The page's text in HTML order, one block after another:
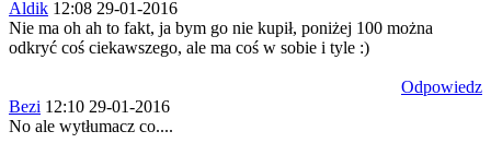
Aldik 12:08 29-01-2016
Nie ma oh ah to fakt, ja bym go nie kupił, poniżej 100 można
odkryć coś ciekawszego, ale ma coś w sobie i tyle :)
Odpowiedz
Bezi 12:10 29-01-2016
No ale wytłumacz co....